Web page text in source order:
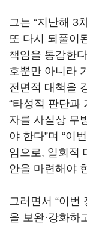
그는 “지난해 3
또 다시 되풀이
책임을 통감한
호뿐만 아니라
전면적 대책을
“타성적 판단과
자를 사실상 무
야 한다”며 “이
임으로, 일회적
안을 마련해야
그러면서 “이번
을 보완·강화하